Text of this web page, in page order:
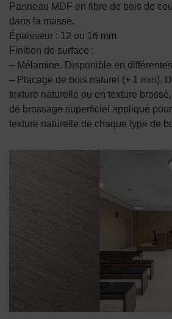
Panneau MDF en fibre de bois de
dans la masse.
Épaisseur : 12 ou 16 mm
Finition de surface :
– Mélamine. Disponible en
– Placage de bois naturel (+ 1 mm).
texture naturelle ou en texture
de brossage superficiel appliqué
texture naturelle de chaque type de